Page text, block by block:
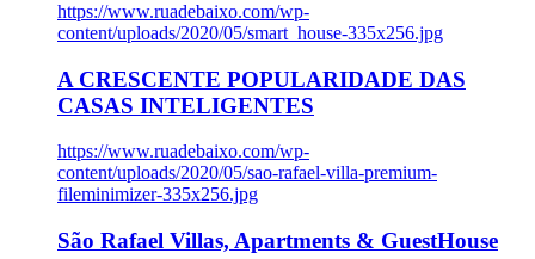
https://www.ruadebaixo.com/wp-
content/uploads/2020/05/smart_house-335x256.jpg
A CRESCENTE POPULARIDADE DAS
CASAS INTELIGENTES
https://www.ruadebaixo.com/wp-
content/uploads/2020/05/sao-rafael-villa-premium-
fileminimizer-335x256.jpg
São Rafael Villas, Apartments & GuestHouse